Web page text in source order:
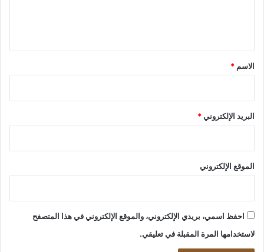
*
الاسم *
البريد الإلكتروني*
الموقع الإلكتروني
احفظ اسمي، بريدي الإلكتروني، والموقع الإلكتروني في هذا المتصفح
لاستخدامها المرة المقبلة في تعليقي.